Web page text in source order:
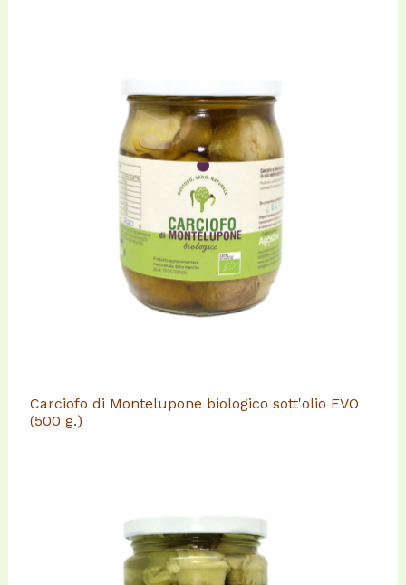
Carciofo di Montelupone biologico sott'olio EVO
(500 g.)